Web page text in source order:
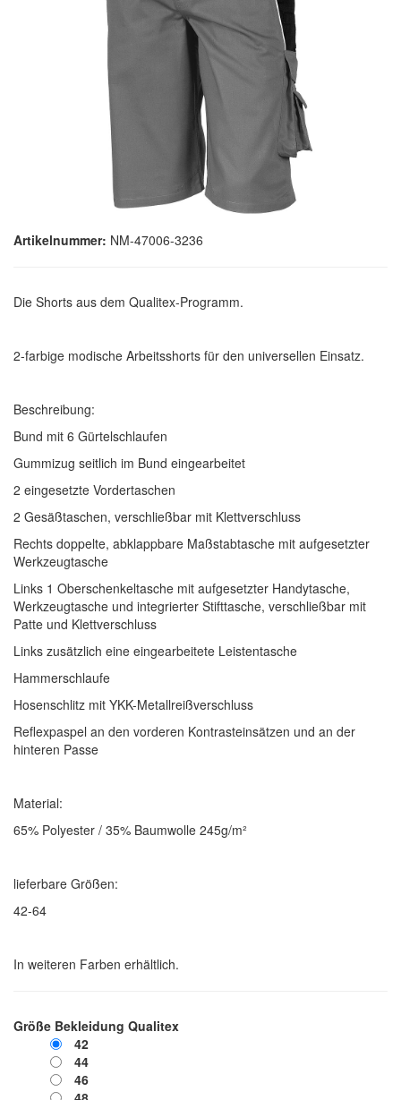
Artikelnummer: NM-47006-3236
Die Shorts aus dem Qualitex-Programm.
2-farbige modische Arbeitsshorts für den universellen Einsatz.
Beschreibung:
Bund mit 6 Gürtelschlaufen
Gummizug seitlich im Bund eingearbeitet
2 eingesetzte Vordertaschen
2 Gesäßtaschen, verschließbar mit Klettverschluss
Rechts doppelte, abklappbare Maßstabtasche mit aufgesetzter
Werkzeugtasche
Links 1 Oberschenkeltasche mit aufgesetzter Handytasche,
Werkzeugtasche und integrierter Stifttasche, verschließbar mit
Patte und Klettverschluss
Links zusätzlich eine eingearbeitete Leistentasche
Hammerschlaufe
Hosenschlitz mit YKK-Metallreißverschluss
Reflexpaspel an den vorderen Kontrasteinsätzen und an der
hinteren Passe
Material:
65% Polyester / 35% Baumwolle 245g/m²
lieferbare Größen:
42-64
In weiteren Farben erhältlich.
Größe Bekleidung Qualitex
42
44
46